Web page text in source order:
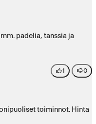
padelia, tanssia ja
1 0
toiminnot. Hinta